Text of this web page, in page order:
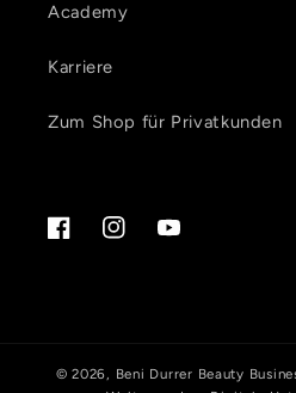
Academy
Karriere
Zum Shop für Privatkunden
FacebookInstagramYouTube
© 2026, Beni Durrer Beauty